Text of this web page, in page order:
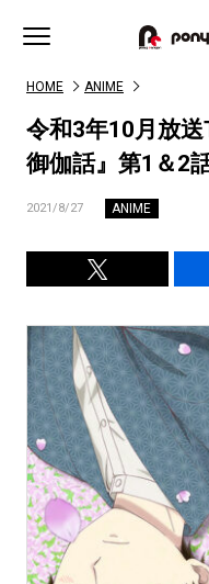
HOME ANIME
令和3年10月放
御伽話』第1＆2
2021/8/27 ANIME